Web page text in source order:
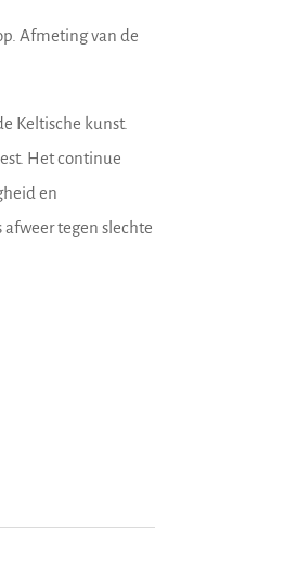
Afmeting van de
Keltische kunst.
Het continue
en
tegen slechte